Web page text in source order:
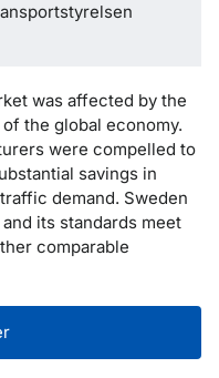
was affected by the
the global economy.
were compelled to
savings in
demand. Sweden
its standards meet
comparable